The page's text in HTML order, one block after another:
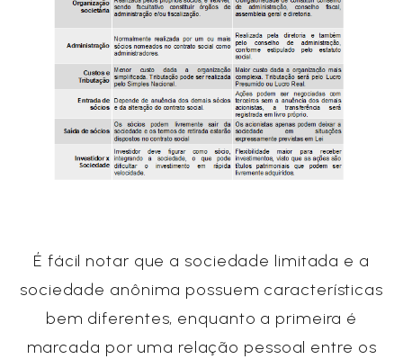
É fácil notar que a sociedade limitada e a
sociedade anônima possuem características
bem diferentes, enquanto a primeira é
marcada por uma relação pessoal entre os